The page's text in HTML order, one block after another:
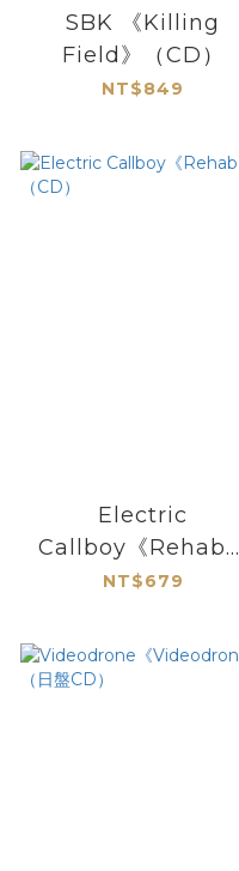
SBK 《Killing
Field》（CD）
NT$849
Electric
Callboy《Rehab》
（CD）
NT$679